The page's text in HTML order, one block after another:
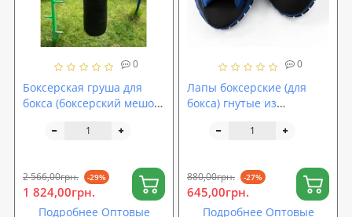
0
Боксерская груша для
бокса (боксерский мешок)
(OF-0047)
2 566,00грн. -29%
1 824,00грн.
Подробнее Оптовые
0
Лапы боксерские (для
бокса) гнутые из
(FI-0123)
880,00грн. -27%
645,00грн.
Подробнее Оптовые